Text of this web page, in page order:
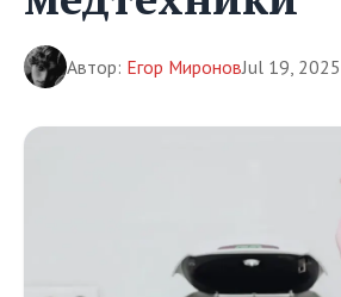
Автор: Егор МироновJul 19, 2025